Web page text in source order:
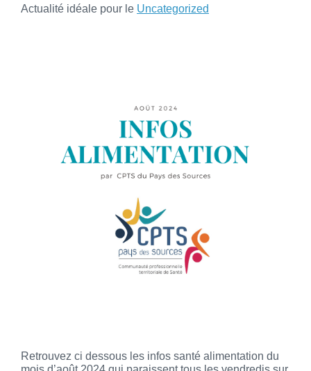
Actualité idéale pour le Uncategorized
Retrouvez ci dessous les infos santé alimentation du